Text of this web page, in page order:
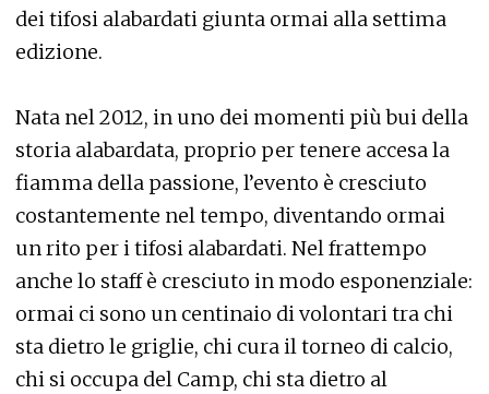
dei tifosi alabardati giunta ormai alla settima
edizione.
Nata nel 2012, in uno dei momenti più bui della
storia alabardata, proprio per tenere accesa la
fiamma della passione, l’evento è cresciuto
costantemente nel tempo, diventando ormai
un rito per i tifosi alabardati. Nel frattempo
anche lo staff è cresciuto in modo esponenziale:
ormai ci sono un centinaio di volontari tra chi
sta dietro le griglie, chi cura il torneo di calcio,
chi si occupa del Camp, chi sta dietro al